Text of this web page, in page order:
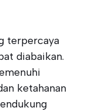
terpercaya
diabaikan.
ketahanan